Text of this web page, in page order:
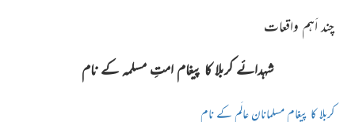
چند اَہم واقعات
شہدائے کربلا کا پیغام امتِ مسلمہ کے نام
کربلا کا پیغام مسلمانانِ عالَم کے نام